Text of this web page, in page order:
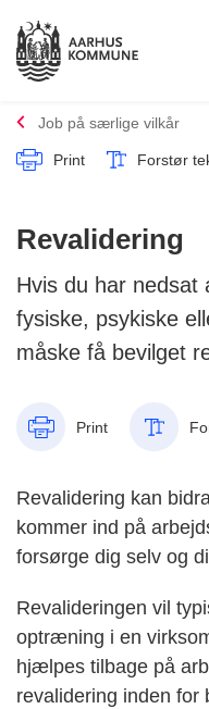
Job på særlige vilkår
Print Forstør
Revalidering
Hvis du har nedsat
fysiske, psykiske
måske få bevilget
Print
Revalidering kan
kommer ind på
forsørge dig selv og
Revalideringen vil
optræning i en
hjælpes tilbage på
revalidering inden for